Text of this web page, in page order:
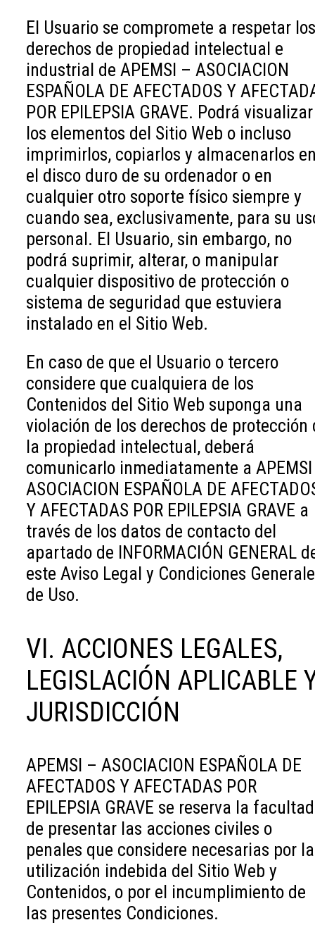
El Usuario se compromete a respetar los
derechos de propiedad intelectual e
industrial de APEMSI – ASOCIACION
ESPAÑOLA DE AFECTADOS Y
POR EPILEPSIA GRAVE. Podrá visualizar
los elementos del Sitio Web o incluso
imprimirlos, copiarlos y almacenarlos
el disco duro de su ordenador o en
cualquier otro soporte físico siempre y
cuando sea, exclusivamente, para su
personal. El Usuario, sin embargo, no
podrá suprimir, alterar, o manipular
cualquier dispositivo de protección o
sistema de seguridad que estuviera
instalado en el Sitio Web.
En caso de que el Usuario o tercero
considere que cualquiera de los
Contenidos del Sitio Web suponga una
violación de los derechos de protección
la propiedad intelectual, deberá
comunicarlo inmediatamente a
ASOCIACION ESPAÑOLA DE
Y AFECTADAS POR EPILEPSIA GRAVE a
través de los datos de contacto del
apartado de INFORMACIÓN GENERAL
este Aviso Legal y Condiciones
de Uso.
VI. ACCIONES LEGALES,
LEGISLACIÓN APLICABLE
JURISDICCIÓN
APEMSI – ASOCIACION ESPAÑOLA DE
AFECTADOS Y AFECTADAS POR
EPILEPSIA GRAVE se reserva la facultad
de presentar las acciones civiles o
penales que considere necesarias por la
utilización indebida del Sitio Web y
Contenidos, o por el incumplimiento de
las presentes Condiciones.